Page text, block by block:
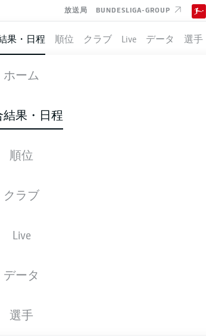
放送局 BUNDESLIGA-GROUP
果・日程 順位 クラブ Live データ 選手
ホーム
結果・日程
順位
クラブ
Live
データ
選手
EINTRACHT FRANKFURT
メンバー
試合開始の 60分前に公開されます